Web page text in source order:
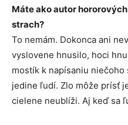
Máte ako autor
strach?
To nemám. Dokonca ani
vyslovene hnusilo, hoci
mostík k napísaniu
jedine ľudí. Zlo môže prísť
cielene neublíži. Aj keď sa